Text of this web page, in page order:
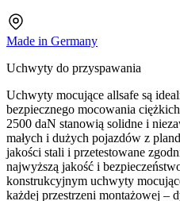
Made in Germany
Uchwyty do przyspawania
Uchwyty mocujące allsafe są
bezpiecznego mocowania
2500 daN stanowią solidne i
małych i dużych pojazdów z
jakości stali i przetestowane
najwyższą jakość i
konstrukcyjnym uchwyty
każdej przestrzeni montażowej –